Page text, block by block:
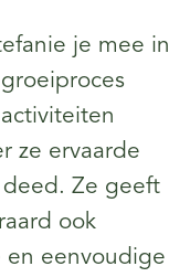
je mee in
ze ervaarde
Ze geeft
ook
en eenvoudige